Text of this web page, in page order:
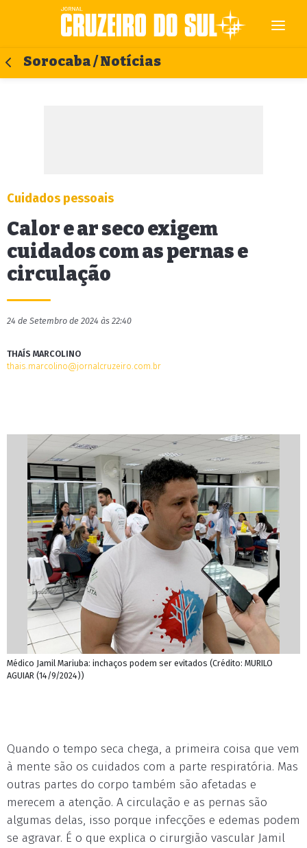
Sorocaba / Notícias
Cuidados pessoais
Calor e ar seco exigem
cuidados com as pernas e
circulação
24 de Setembro de 2024 às 22:40
THAÍS MARCOLINO
thais.marcolino@jornalcruzeiro.com.br
Médico Jamil Mariuba: inchaços podem ser evitados (Crédito: MURILO
AGUIAR (14/9/2024))
Quando o tempo seca chega, a primeira coisa que vem
à mente são os cuidados com a parte respiratória. Mas
outras partes do corpo também são afetadas e
merecem a atenção. A circulação e as pernas são
algumas delas, isso porque infecções e edemas podem
se agravar. É o que explica o cirurgião vascular Jamil